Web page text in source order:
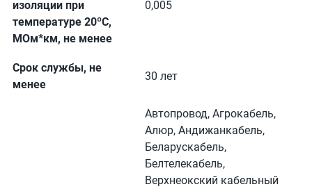
изоляции при
температуре 20ºC,
МОм*км, не менее
0,005
Срок службы, не
менее
30 лет
Автопровод, Агрокабель,
Алюр, Андижанкабель,
Беларускабель,
Белтелекабель,
Верхнеокский кабельный